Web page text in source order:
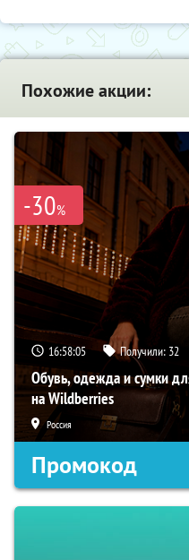
Похожие акции:
-30%
16:58:03 Получили: 32
Обувь, одежда и сумки
на Wildberries
Россия
Промокод